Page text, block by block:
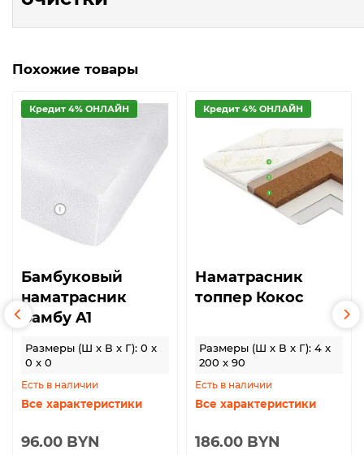
Похожие товары
Кредит 4% ОНЛАЙН
Бамбуковый
наматрасник
Бамбу A1
Размеры (Ш x В x Г): 0 x
0 x 0
Есть в наличии
Все характеристики
96.00 BYN
Кредит 4% ОНЛАЙН
Наматрасник
топпер Кокос
Размеры (Ш x В x Г): 4 x
200 x 90
Есть в наличии
Все характеристики
186.00 BYN